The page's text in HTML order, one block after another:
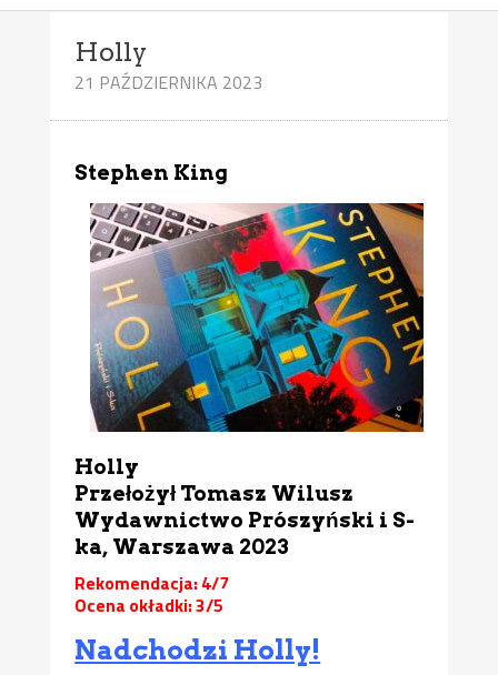
Holly
21 PAŹDZIERNIKA 2023
Stephen King
Holly
Przełożył Tomasz Wilusz
Wydawnictwo Prószyński i S-
ka, Warszawa 2023
Rekomendacja: 4/7
Ocena okładki: 3/5
Nadchodzi Holly!